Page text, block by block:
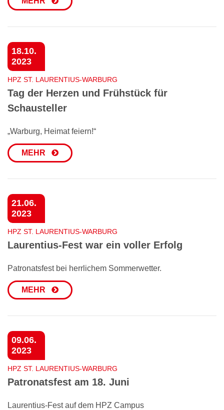
18.10.
2023
HPZ ST. LAURENTIUS-WARBURG
Tag der Herzen und Frühstück für
Schausteller
„Warburg, Heimat feiern!“
MEHR
21.06.
2023
HPZ ST. LAURENTIUS-WARBURG
Laurentius-Fest war ein voller Erfolg
Patronatsfest bei herrlichem Sommerwetter.
MEHR
09.06.
2023
HPZ ST. LAURENTIUS-WARBURG
Patronatsfest am 18. Juni
Laurentius-Fest auf dem HPZ Campus